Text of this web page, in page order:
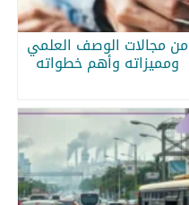
من مجالات الوصف العلمي
ومميزاته وأهم خطواته